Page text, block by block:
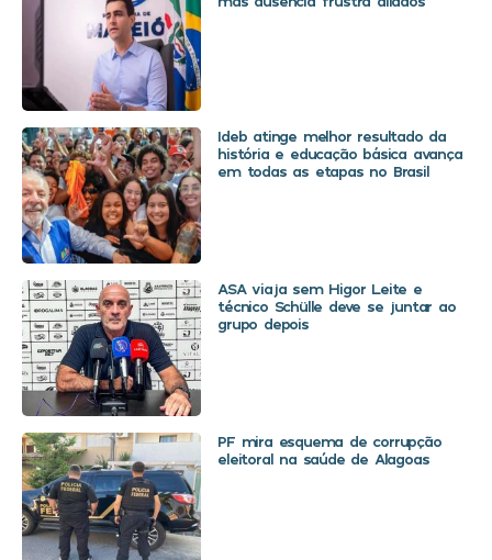
Ideb atinge melhor resultado da
história e educação básica avança
em todas as etapas no Brasil
ASA viaja sem Higor Leite e
técnico Schülle deve se juntar ao
grupo depois
PF mira esquema de corrupção
eleitoral na saúde de Alagoas